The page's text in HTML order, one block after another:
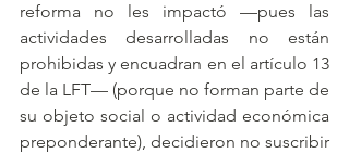
reforma no les impactó —pues las
actividades desarrolladas no están
prohibidas y encuadran en el artículo 13
de la LFT— (porque no forman parte de
su objeto social o actividad económica
preponderante), decidieron no suscribir